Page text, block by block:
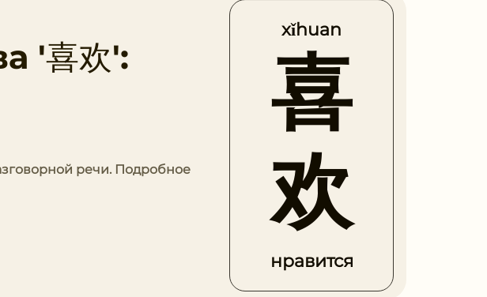
'喜欢':
речи. Подробное
xǐhuan
喜
欢
нравится